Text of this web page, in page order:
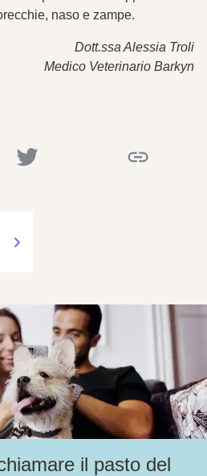
naso e zampe.
Dott.ssa Alessia Troli
Medico Veterinario Barkyn
il pasto del